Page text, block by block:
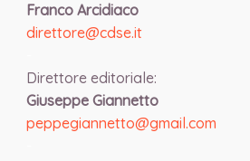
Franco Arcidiaco
direttore@cdse.it
Direttore editoriale:
Giuseppe Giannetto
peppegiannetto@gmail.com